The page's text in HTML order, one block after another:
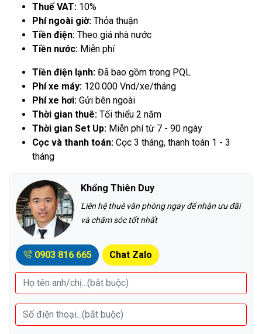
Thuế VAT: 10%
Phí ngoài giờ: Thỏa thuận
Tiền điện: Theo giá nhà nước
Tiền nước: Miễn phí
Tiền điện lạnh: Đã bao gồm trong PQL
Phí xe máy: 120.000 Vnd/xe/tháng
Phí xe hơi: Gửi bên ngoài
Thời gian thuê: Tối thiểu 2 năm
Thời gian Set Up: Miễn phí từ 7 - 90 ngày
Cọc và thanh toán: Cọc 3 tháng, thanh toán 1 - 3
tháng
Khổng Thiên Duy
Liên hệ thuê văn phòng ngay để nhận ưu đãi
và chăm sóc tốt nhất
0903 816 665 Chat Zalo